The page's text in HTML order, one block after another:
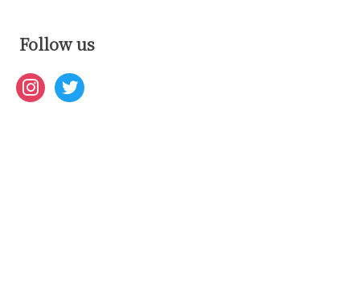
Follow us
instagram
twitter